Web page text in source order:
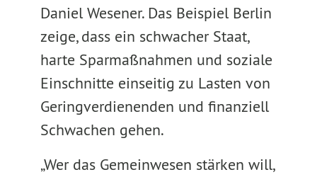
Daniel Wesener. Das Beispiel Berlin
zeige, dass ein schwacher Staat,
harte Sparmaßnahmen und soziale
Einschnitte einseitig zu Lasten von
Geringverdienenden und finanziell
Schwachen gehen.
„Wer das Gemeinwesen stärken will,